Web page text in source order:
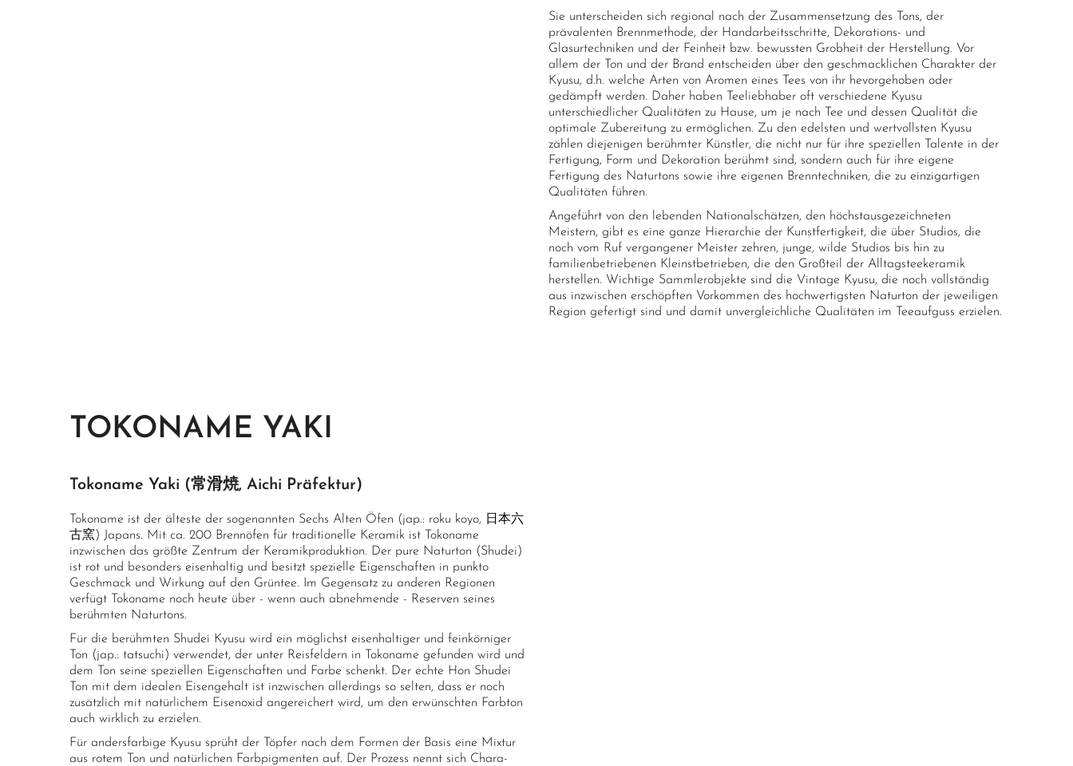
Sie unterscheiden sich regional nach der Zusammensetzung des Tons, der
prävalenten Brennmethode, der Handarbeitsschritte, Dekorations- und
Glasurtechniken und der Feinheit bzw. bewussten Grobheit der Herstellung. Vor
allem der Ton und der Brand entscheiden über den geschmacklichen Charakter der
Kyusu, d.h. welche Arten von Aromen eines Tees von ihr hevorgehoben oder
gedämpft werden. Daher haben Teeliebhaber oft verschiedene Kyusu
unterschiedlicher Qualitäten zu Hause, um je nach Tee und dessen Qualität die
optimale Zubereitung zu ermöglichen. Zu den edelsten und wertvollsten Kyusu
zählen diejenigen berühmter Künstler, die nicht nur für ihre speziellen Talente in der
Fertigung, Form und Dekoration berühmt sind, sondern auch für ihre eigene
Fertigung des Naturtons sowie ihre eigenen Brenntechniken, die zu einzigartigen
Qualitäten führen.
Angeführt von den lebenden Nationalschätzen, den höchstausgezeichneten
Meistern, gibt es eine ganze Hierarchie der Kunstfertigkeit, die über Studios, die
noch vom Ruf vergangener Meister zehren, junge, wilde Studios bis hin zu
familienbetriebenen Kleinstbetrieben, die den Großteil der Alltagsteekeramik
herstellen. Wichtige Sammlerobjekte sind die Vintage Kyusu, die noch vollständig
aus inzwischen erschöpften Vorkommen des hochwertigsten Naturton der jeweiligen
Region gefertigt sind und damit unvergleichliche Qualitäten im Teeaufguss erzielen.
TOKONAME YAKI
Tokoname Yaki (常滑焼, Aichi Präfektur)
Tokoname ist der älteste der sogenannten Sechs Alten Öfen (jap.: roku koyo, 日本六
古窯) Japans. Mit ca. 200 Brennöfen für traditionelle Keramik ist Tokoname
inzwischen das größte Zentrum der Keramikproduktion. Der pure Naturton (Shudei)
ist rot und besonders eisenhaltig und besitzt spezielle Eigenschaften in punkto
Geschmack und Wirkung auf den Grüntee. Im Gegensatz zu anderen Regionen
verfügt Tokoname noch heute über - wenn auch abnehmende - Reserven seines
berühmten Naturtons.
Für die berühmten Shudei Kyusu wird ein möglichst eisenhaltiger und feinkörniger
Ton (jap.: tatsuchi) verwendet, der unter Reisfeldern in Tokoname gefunden wird und
dem Ton seine speziellen Eigenschaften und Farbe schenkt. Der echte Hon Shudei
Ton mit dem idealen Eisengehalt ist inzwischen allerdings so selten, dass er noch
zusätzlich mit natürlichem Eisenoxid angereichert wird, um den erwünschten Farbton
auch wirklich zu erzielen.
Für andersfarbige Kyusu sprüht der Töpfer nach dem Formen der Basis eine Mixtur
aus rotem Ton und natürlichen Farbpigmenten auf. Der Prozess nennt sich Chara-